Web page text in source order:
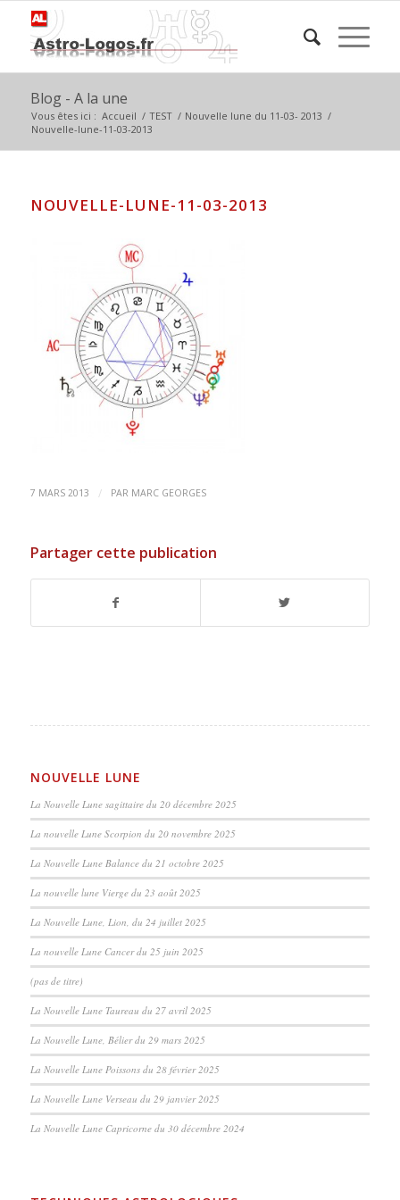
Blog - A la une
Vous êtes ici : Accueil / TEST / Nouvelle lune du 11-03- 2013 /
Nouvelle-lune-11-03-2013
NOUVELLE-LUNE-11-03-2013
7 MARS 2013 / PAR MARC GEORGES
Partager cette publication
NOUVELLE LUNE
La Nouvelle Lune sagittaire du 20 décembre 2025
La nouvelle Lune Scorpion du 20 novembre 2025
La Nouvelle Lune Balance du 21 octobre 2025
La nouvelle lune Vierge du 23 août 2025
La Nouvelle Lune, Lion, du 24 juillet 2025
La nouvelle Lune Cancer du 25 juin 2025
(pas de titre)
La Nouvelle Lune Taureau du 27 avril 2025
La Nouvelle Lune, Bélier du 29 mars 2025
La Nouvelle Lune Poissons du 28 février 2025
La Nouvelle Lune Verseau du 29 janvier 2025
La Nouvelle Lune Capricorne du 30 décembre 2024